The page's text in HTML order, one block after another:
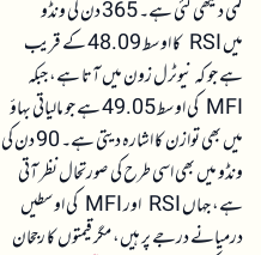
کمی دیکھی گئی ہے۔ 365 دن کی ونڈو
میں RSI کا اوسط 48.09 کے قریب
ہے جو کہ نیوٹرل زون میں آتا ہے، جبکہ
MFI کی اوسط 49.05 ہے جو مالیاتی بہاؤ
میں بھی توازن کا اشارہ دیتی ہے۔ 90 دن کی
ونڈو میں بھی اسی طرح کی صورتحال نظر آتی
ہے، جہاں RSI اور MFI کی اوسطیں
درمیانے درجے پر ہیں، مگر قیمتوں کا رجحان